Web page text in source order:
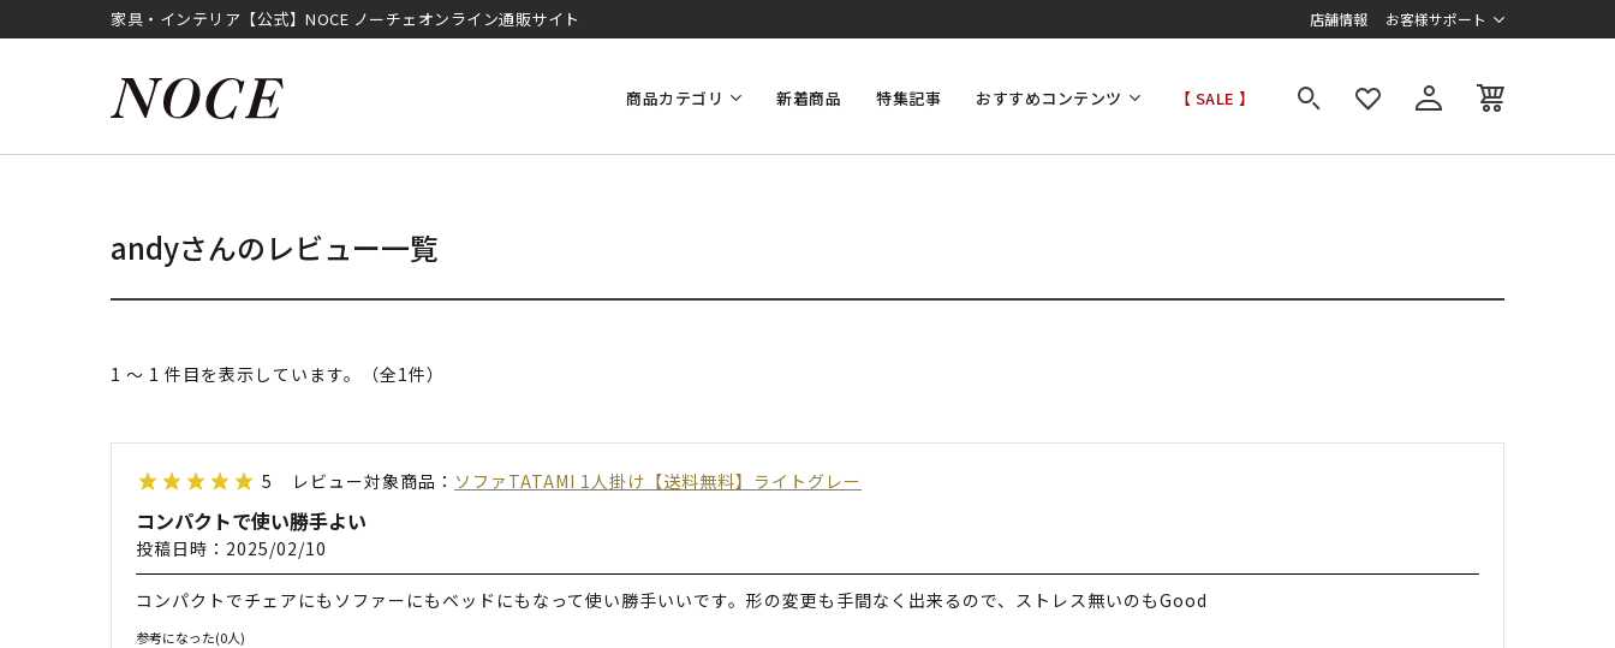
家具・インテリア【公式】NOCE ノーチェオンライン通販サイト 店舗情報 お客様サポート
商品カテゴリ 新着商品 特集記事 おすすめコンテンツ 【 SALE 】
andyさんのレビュー一覧
1 ～ 1 件目を表示しています。（全1件）
5 レビュー対象商品： ソファTATAMI 1人掛け【送料無料】ライトグレー
コンパクトで使い勝手よい
投稿日時：2025/02/10
コンパクトでチェアにもソファーにもベッドにもなって使い勝手いいです。形の変更も手間なく出来るので、ストレス無いのもGood
参考になった(0人)